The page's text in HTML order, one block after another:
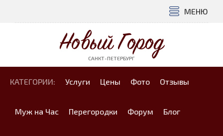
МЕНЮ
Новый Город
САНКТ-ПЕТЕРБУРГ
КАТЕГОРИИ: Услуги Цены Фото Отзывы
Муж на Час Перегородки Форум Блог